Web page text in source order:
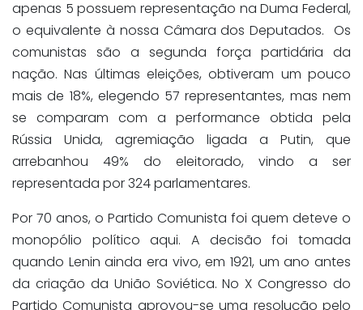
apenas 5 possuem representação na Duma Federal,
o equivalente à nossa Câmara dos Deputados. Os
comunistas são a segunda força partidária da
nação. Nas últimas eleições, obtiveram um pouco
mais de 18%, elegendo 57 representantes, mas nem
se comparam com a performance obtida pela
Rússia Unida, agremiação ligada a Putin, que
arrebanhou 49% do eleitorado, vindo a ser
representada por 324 parlamentares.
Por 70 anos, o Partido Comunista foi quem deteve o
monopólio político aqui. A decisão foi tomada
quando Lenin ainda era vivo, em 1921, um ano antes
da criação da União Soviética. No X Congresso do
Partido Comunista aprovou-se uma resolução pelo